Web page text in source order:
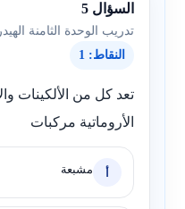
السؤال 5
تدريب الوحدة الثامنة
النقاط: 1
تعد كل من الألكينات
الأروماتية مركبات
أ مشبعة